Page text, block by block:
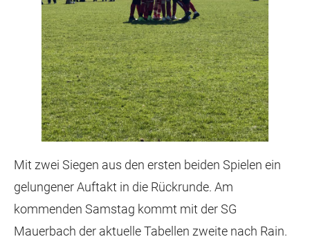
Mit zwei Siegen aus den ersten beiden Spielen ein
gelungener Auftakt in die Rückrunde. Am
kommenden Samstag kommt mit der SG
Mauerbach der aktuelle Tabellen zweite nach Rain.